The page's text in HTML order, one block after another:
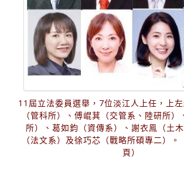
11屆立法委員選舉，7位淡江人上任，上
（管科所）、傅崐萁（交管系、陸研所
所）、葛如鈞（資傳系）、謝衣鳯（土
（法文系）及徐巧芯（戰略所碩專二）
頁）